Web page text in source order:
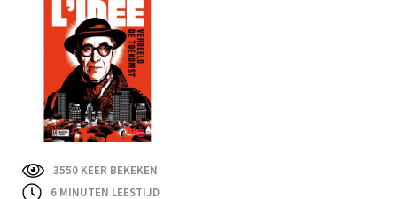
3550 KEER BEKEKEN
6 MINUTEN LEESTIJD